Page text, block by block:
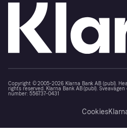
Copyright © 2005-2026 Klarna Bank AB (publ).
rights reserved. Klarna Bank AB (publ). Sveavägen
number: 556737-0431
Cookies